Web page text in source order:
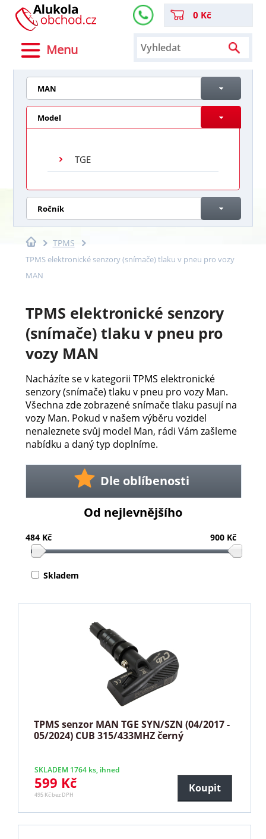
Menu
0 Kč
MAN
Model
TGE
Ročník
TPMS
TPMS elektronické senzory (snímače) tlaku v pneu pro vozy
MAN
TPMS elektronické senzory
(snímače) tlaku v pneu pro
vozy MAN
Nacházíte se v kategorii TPMS elektronické
senzory (snímače) tlaku v pneu pro vozy Man.
Všechna zde zobrazené snímače tlaku pasují na
vozy Man. Pokud v našem výběru vozidel
nenaleznete svůj model Man, rádi Vám zašleme
nabídku a daný typ doplníme.
Dle oblíbenosti
Od nejlevnějšího
484 Kč 900 Kč
Skladem
TPMS senzor MAN TGE SYN/SZN (04/2017 -
05/2024) CUB 315/433MHZ černý
SKLADEM 1764 ks, ihned
599 Kč
495 Kč bez DPH
Koupit